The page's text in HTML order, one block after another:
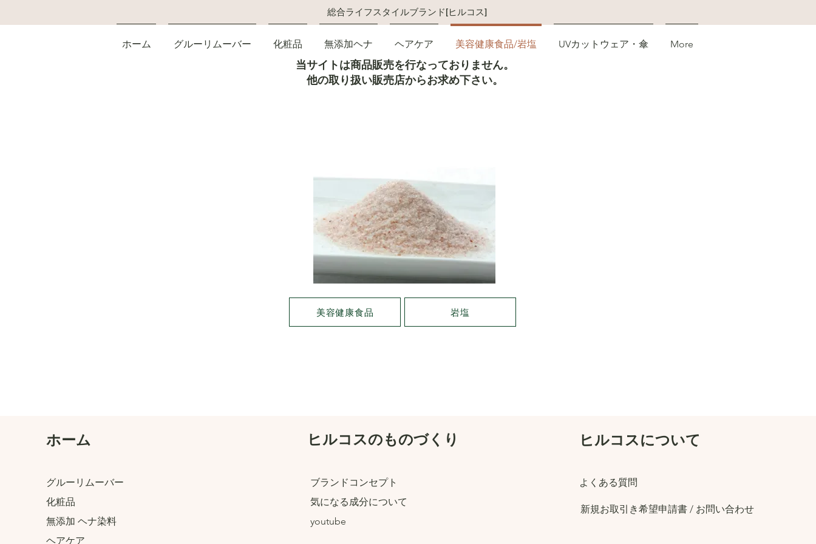
総合ライフスタイルブランド[ヒルコス]
ホーム グルーリムーバー 化粧品 無添加ヘナ ヘアケア 美容健康食品/岩塩 UVカットウェア・傘 More
当サイトは商品販売を行なっておりません。
他の取り扱い販売店からお求め下さい。
美容健康食品 岩塩
​ホーム
グルーリムーバー
化粧品
無添加 ヘナ染料
ヘアケア
ヒルコスのものづくり
ブランドコンセプト
気になる成分について
youtube
​ヒルコスについて
​よくある質問
​新規お取引き希望申請書 / お問い合わせ